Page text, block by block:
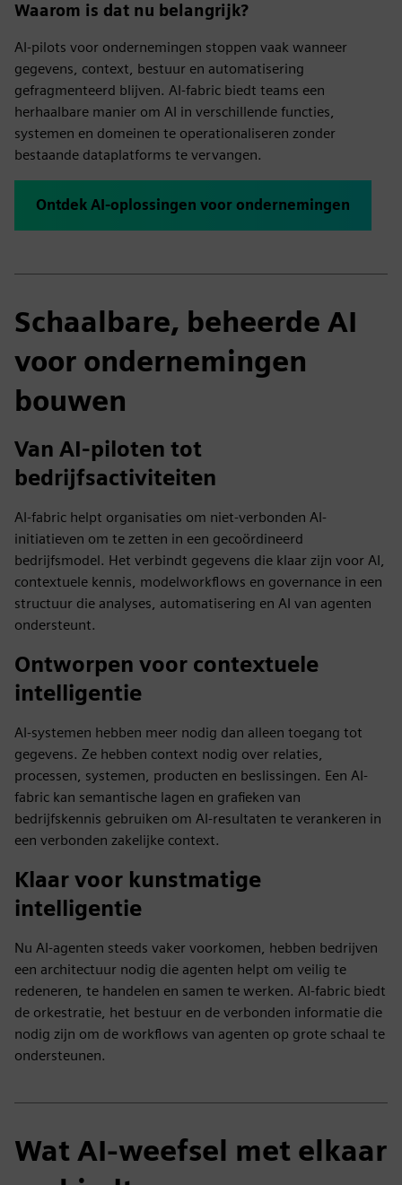
Waarom is dat nu belangrijk?
AI-pilots voor ondernemingen stoppen vaak wanneer
gegevens, context, bestuur en automatisering
gefragmenteerd blijven. AI-fabric biedt teams een
herhaalbare manier om AI in verschillende functies,
systemen en domeinen te operationaliseren zonder
bestaande dataplatforms te vervangen.
Ontdek AI-oplossingen voor ondernemingen
Schaalbare, beheerde AI
voor ondernemingen
bouwen
Van AI-piloten tot
bedrijfsactiviteiten
AI-fabric helpt organisaties om niet-verbonden AI-
initiatieven om te zetten in een gecoördineerd
bedrijfsmodel. Het verbindt gegevens die klaar zijn voor AI,
contextuele kennis, modelworkflows en governance in een
structuur die analyses, automatisering en AI van agenten
ondersteunt.
Ontworpen voor contextuele
intelligentie
AI-systemen hebben meer nodig dan alleen toegang tot
gegevens. Ze hebben context nodig over relaties,
processen, systemen, producten en beslissingen. Een AI-
fabric kan semantische lagen en grafieken van
bedrijfskennis gebruiken om AI-resultaten te verankeren in
een verbonden zakelijke context.
Klaar voor kunstmatige
intelligentie
Nu AI-agenten steeds vaker voorkomen, hebben bedrijven
een architectuur nodig die agenten helpt om veilig te
redeneren, te handelen en samen te werken. AI-fabric biedt
de orkestratie, het bestuur en de verbonden informatie die
nodig zijn om de workflows van agenten op grote schaal te
ondersteunen.
Wat AI-weefsel met elkaar